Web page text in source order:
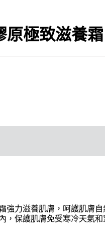
原極致滋養
強力滋養肌膚，呵護肌膚
，保護肌膚免受寒冷天氣